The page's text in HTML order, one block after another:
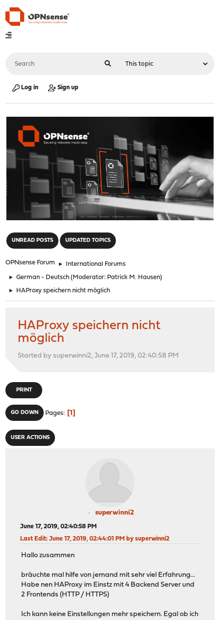
Log in Sign up
UNREAD POSTS UPDATED TOPICS
OPNsense Forum ► International Forums
► German - Deutsch (Moderator: Patrick M. Hausen)
► HAProxy speichern nicht möglich
HAProxy speichern nicht
möglich
Started by superwinni2, June 17, 2019, 02:40:58 PM
PRINT
GO DOWN Pages 1
USER ACTIONS
superwinni2
June 17, 2019, 02:40:58 PM
Last Edit: June 17, 2019, 02:44:01 PM by superwinni2
Hallo zusammen
bräuchte mal hilfe von jemand mit sehr viel Erfahrung...
Habe nen HAProxy im Einstz mit 4 Backend Server und
2 Frontends (HTTP / HTTPS)
Ich kann keine Einstellungen mehr speichern. Egal ob ich